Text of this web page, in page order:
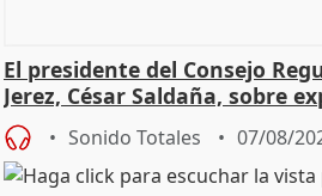
El presidente del Consejo
Jerez, César Saldaña, sobre
Sonido Totales 07/08/